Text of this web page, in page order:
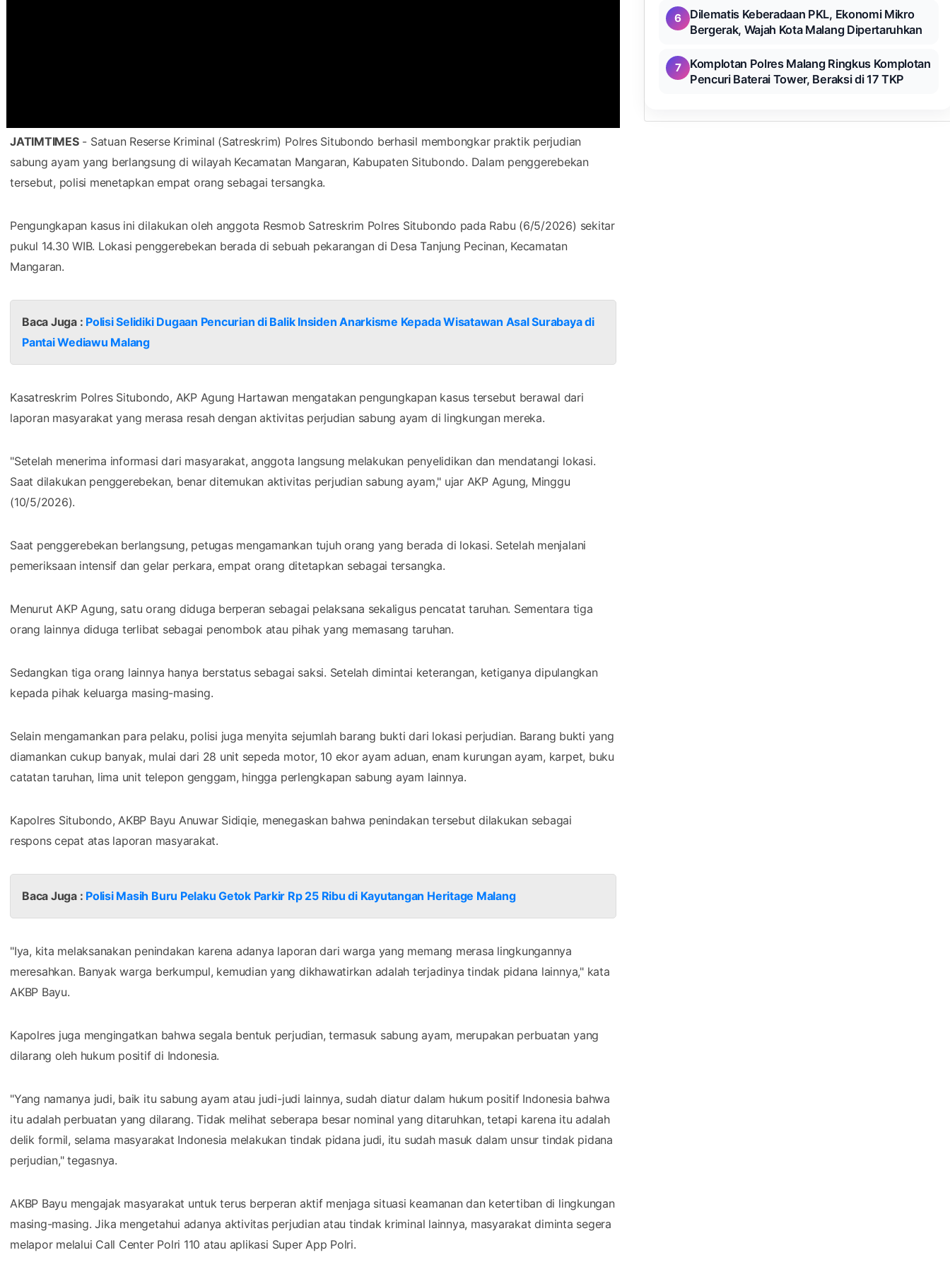
JATIMTIMES- Satuan Reserse Kriminal (Satreskrim) Polres Situbondo berhasil membongkar praktik perjudian
sabung ayam yang berlangsung di wilayah Kecamatan Mangaran, Kabupaten Situbondo. Dalam penggerebekan
tersebut, polisi menetapkan empat orang sebagai tersangka.
Pengungkapan kasus ini dilakukan oleh anggota Resmob Satreskrim Polres Situbondo pada Rabu (6/5/2026) sekitar
pukul 14.30 WIB. Lokasi penggerebekan berada di sebuah pekarangan di Desa Tanjung Pecinan, Kecamatan
Mangaran.
Baca Juga : Polisi Selidiki Dugaan Pencurian di Balik Insiden Anarkisme Kepada Wisatawan Asal Surabaya di
Pantai Wediawu Malang
Kasatreskrim Polres Situbondo, AKP Agung Hartawan mengatakan pengungkapan kasus tersebut berawal dari
laporan masyarakat yang merasa resah dengan aktivitas perjudian sabung ayam di lingkungan mereka.
"Setelah menerima informasi dari masyarakat, anggota langsung melakukan penyelidikan dan mendatangi lokasi.
Saat dilakukan penggerebekan, benar ditemukan aktivitas perjudian sabung ayam," ujar AKP Agung, Minggu
(10/5/2026).
Saat penggerebekan berlangsung, petugas mengamankan tujuh orang yang berada di lokasi. Setelah menjalani
pemeriksaan intensif dan gelar perkara, empat orang ditetapkan sebagai tersangka.
Menurut AKP Agung, satu orang diduga berperan sebagai pelaksana sekaligus pencatat taruhan. Sementara tiga
orang lainnya diduga terlibat sebagai penombok atau pihak yang memasang taruhan.
Sedangkan tiga orang lainnya hanya berstatus sebagai saksi. Setelah dimintai keterangan, ketiganya dipulangkan
kepada pihak keluarga masing-masing.
Selain mengamankan para pelaku, polisi juga menyita sejumlah barang bukti dari lokasi perjudian. Barang bukti yang
diamankan cukup banyak, mulai dari 28 unit sepeda motor, 10 ekor ayam aduan, enam kurungan ayam, karpet, buku
catatan taruhan, lima unit telepon genggam, hingga perlengkapan sabung ayam lainnya.
Kapolres Situbondo, AKBP Bayu Anuwar Sidiqie, menegaskan bahwa penindakan tersebut dilakukan sebagai
respons cepat atas laporan masyarakat.
Baca Juga : Polisi Masih Buru Pelaku Getok Parkir Rp 25 Ribu di Kayutangan Heritage Malang
"Iya, kita melaksanakan penindakan karena adanya laporan dari warga yang memang merasa lingkungannya
meresahkan. Banyak warga berkumpul, kemudian yang dikhawatirkan adalah terjadinya tindak pidana lainnya," kata
AKBP Bayu.
Kapolres juga mengingatkan bahwa segala bentuk perjudian, termasuk sabung ayam, merupakan perbuatan yang
dilarang oleh hukum positif di Indonesia.
"Yang namanya judi, baik itu sabung ayam atau judi-judi lainnya, sudah diatur dalam hukum positif Indonesia bahwa
itu adalah perbuatan yang dilarang. Tidak melihat seberapa besar nominal yang ditaruhkan, tetapi karena itu adalah
delik formil, selama masyarakat Indonesia melakukan tindak pidana judi, itu sudah masuk dalam unsur tindak pidana
perjudian," tegasnya.
AKBP Bayu mengajak masyarakat untuk terus berperan aktif menjaga situasi keamanan dan ketertiban di lingkungan
masing-masing. Jika mengetahui adanya aktivitas perjudian atau tindak kriminal lainnya, masyarakat diminta segera
melapor melalui Call Center Polri 110 atau aplikasi Super App Polri.
6
Dilematis Keberadaan PKL, Ekonomi Mikro
Bergerak, Wajah Kota Malang Dipertaruhkan
7
Komplotan Polres Malang Ringkus Komplotan
Pencuri Baterai Tower, Beraksi di 17 TKP